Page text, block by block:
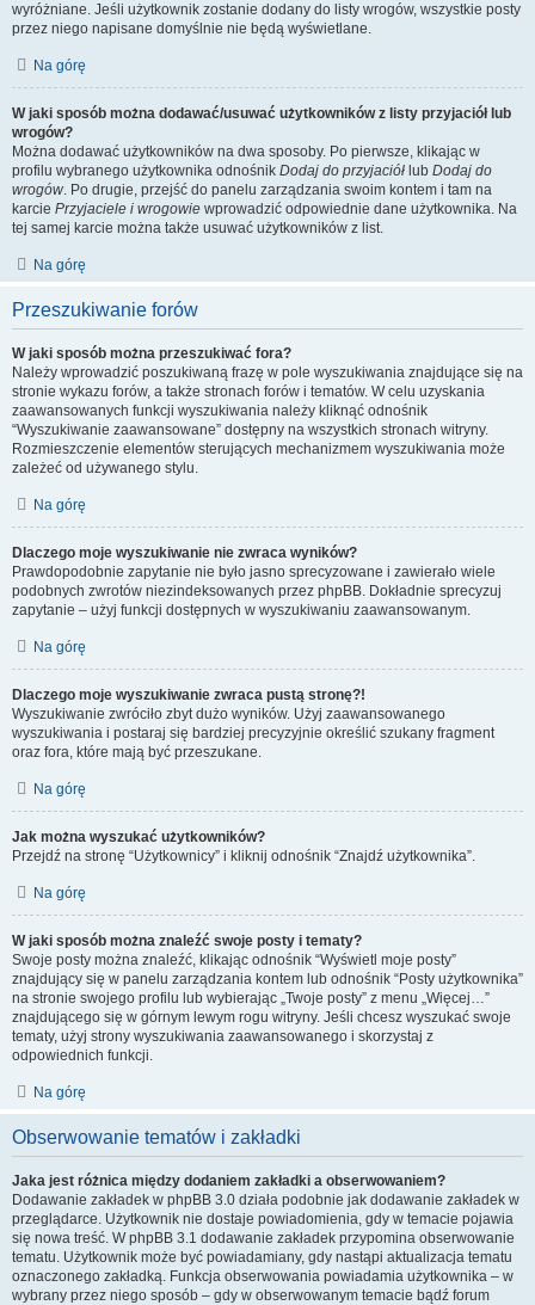
wyróżniane. Jeśli użytkownik zostanie dodany do listy wrogów, wszystkie posty
przez niego napisane domyślnie nie będą wyświetlane.
Na górę
W jaki sposób można dodawać/usuwać użytkowników z listy przyjaciół lub
wrogów?
Można dodawać użytkowników na dwa sposoby. Po pierwsze, klikając w
profilu wybranego użytkownika odnośnik Dodaj do przyjaciół lub Dodaj do
wrogów. Po drugie, przejść do panelu zarządzania swoim kontem i tam na
karcie Przyjaciele i wrogowie wprowadzić odpowiednie dane użytkownika. Na
tej samej karcie można także usuwać użytkowników z list.
Na górę
Przeszukiwanie forów
W jaki sposób można przeszukiwać fora?
Należy wprowadzić poszukiwaną frazę w pole wyszukiwania znajdujące się na
stronie wykazu forów, a także stronach forów i tematów. W celu uzyskania
zaawansowanych funkcji wyszukiwania należy kliknąć odnośnik
“Wyszukiwanie zaawansowane” dostępny na wszystkich stronach witryny.
Rozmieszczenie elementów sterujących mechanizmem wyszukiwania może
zależeć od używanego stylu.
Na górę
Dlaczego moje wyszukiwanie nie zwraca wyników?
Prawdopodobnie zapytanie nie było jasno sprecyzowane i zawierało wiele
podobnych zwrotów niezindeksowanych przez phpBB. Dokładnie sprecyzuj
zapytanie – użyj funkcji dostępnych w wyszukiwaniu zaawansowanym.
Na górę
Dlaczego moje wyszukiwanie zwraca pustą stronę?!
Wyszukiwanie zwróciło zbyt dużo wyników. Użyj zaawansowanego
wyszukiwania i postaraj się bardziej precyzyjnie określić szukany fragment
oraz fora, które mają być przeszukane.
Na górę
Jak można wyszukać użytkowników?
Przejdź na stronę “Użytkownicy” i kliknij odnośnik “Znajdź użytkownika”.
Na górę
W jaki sposób można znaleźć swoje posty i tematy?
Swoje posty można znaleźć, klikając odnośnik “Wyświetl moje posty”
znajdujący się w panelu zarządzania kontem lub odnośnik “Posty użytkownika”
na stronie swojego profilu lub wybierając „Twoje posty” z menu „Więcej…”
znajdującego się w górnym lewym rogu witryny. Jeśli chcesz wyszukać swoje
tematy, użyj strony wyszukiwania zaawansowanego i skorzystaj z
odpowiednich funkcji.
Na górę
Obserwowanie tematów i zakładki
Jaka jest różnica między dodaniem zakładki a obserwowaniem?
Dodawanie zakładek w phpBB 3.0 działa podobnie jak dodawanie zakładek w
przeglądarce. Użytkownik nie dostaje powiadomienia, gdy w temacie pojawia
się nowa treść. W phpBB 3.1 dodawanie zakładek przypomina obserwowanie
tematu. Użytkownik może być powiadamiany, gdy nastąpi aktualizacja tematu
oznaczonego zakładką. Funkcja obserwowania powiadamia użytkownika – w
wybrany przez niego sposób – gdy w obserwowanym temacie bądź forum